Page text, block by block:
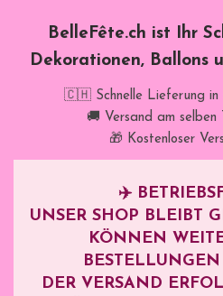
BelleFête.ch ist Ihr
Dekorationen, Ballons
🇨🇭 Schnelle Lieferung in
🚚 Versand am
🎁 Kostenloser
✈️
UNSER SHOP BLEIBT
KÖNNEN
DER VERSAND